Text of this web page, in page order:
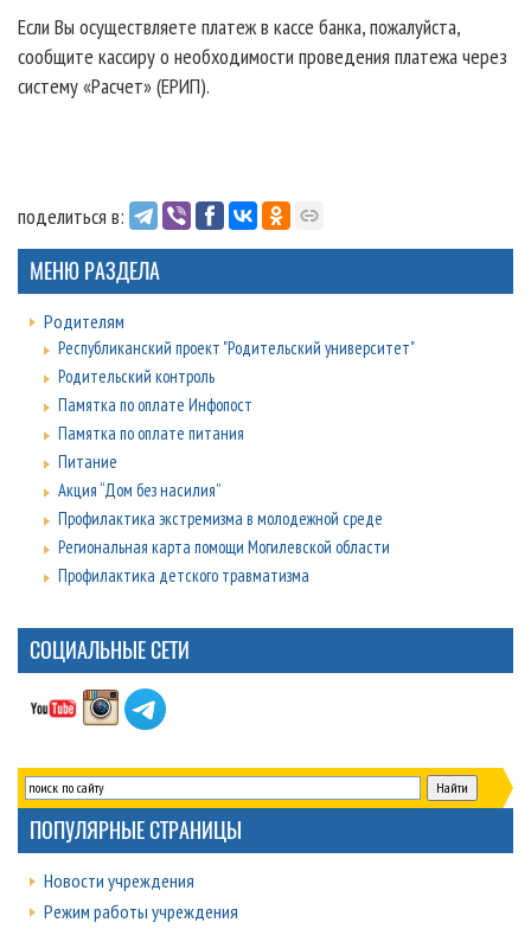
Если Вы осуществляете платеж в кассе банка, пожалуйста,
сообщите кассиру о необходимости проведения платежа через
систему «Расчет» (ЕРИП).
поделиться в:
МЕНЮ РАЗДЕЛА
Родителям
Республиканский проект "Родительский университет"
Родительский контроль
Памятка по оплате Инфопост
Памятка по оплате питания
Питание
Акция “Дом без насилия”
Профилактика экстремизма в молодежной среде
Региональная карта помощи Могилевской области
Профилактика детского травматизма
СОЦИАЛЬНЫЕ СЕТИ
ПОПУЛЯРНЫЕ СТРАНИЦЫ
Новости учреждения
Режим работы учреждения